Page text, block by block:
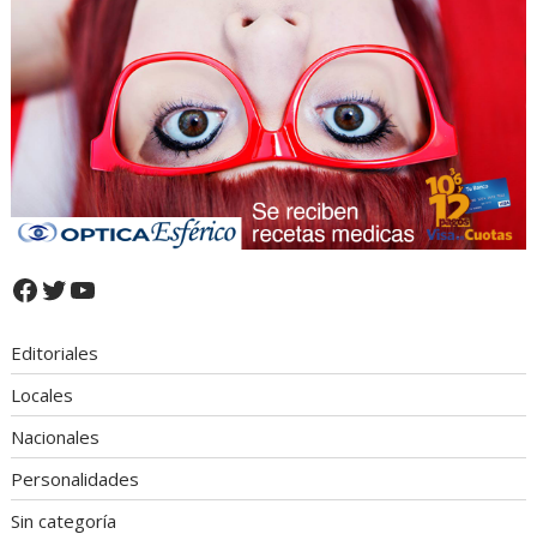
Facebook
Twitter
YouTube
Editoriales
Locales
Nacionales
Personalidades
Sin categoría